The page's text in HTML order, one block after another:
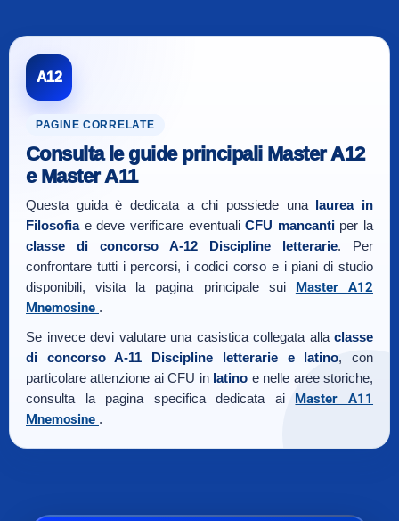
A12
PAGINE CORRELATE
Consulta le guide principali Master A12
e Master A11
Questa guida è dedicata a chi possiede una
laurea in
Filosofiae deve verificare eventualiCFU mancantiper la
classe di concorso A-12 Discipline letterarie. Per
confrontare tutti i percorsi, i codici corso e i piani di studio
disponibili, visita la pagina principale sui
Master A12
Mnemosine .
Se invece devi valutare una casistica collegata alla classe
di concorso A-11 Discipline letterarie e latino, con
particolare attenzione ai CFU in latino e nelle aree storiche,
consulta la pagina specifica dedicata ai
Master A11
Mnemosine .